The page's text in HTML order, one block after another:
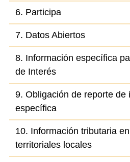
6. Participa
7. Datos Abiertos
8. Información específica
de Interés
9. Obligación de reporte de
específica
10. Información tributaria
territoriales locales